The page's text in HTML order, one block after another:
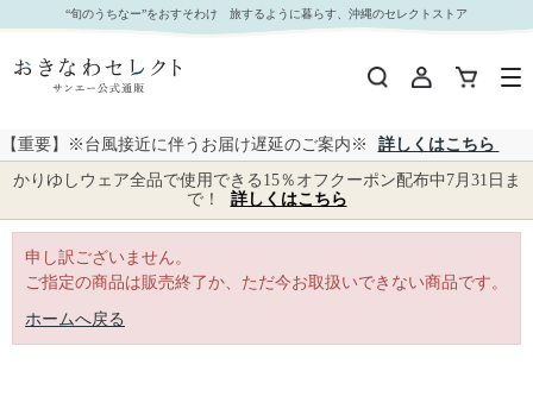
｜おきなわセレクト サンエー公式通販
“旬のうちなー”をおすそわけ 旅するように暮らす、沖縄のセレクトストア
【重要】※台風接近に伴うお届け遅延のご案内※
詳しくはこちら
かりゆしウェア全品で使用できる15％オフクーポン配布中7月31日ま
で！
詳しくはこちら
申し訳ございません。
ご指定の商品は販売終了か、ただ今お取扱いできない商品です。
ホームへ戻る